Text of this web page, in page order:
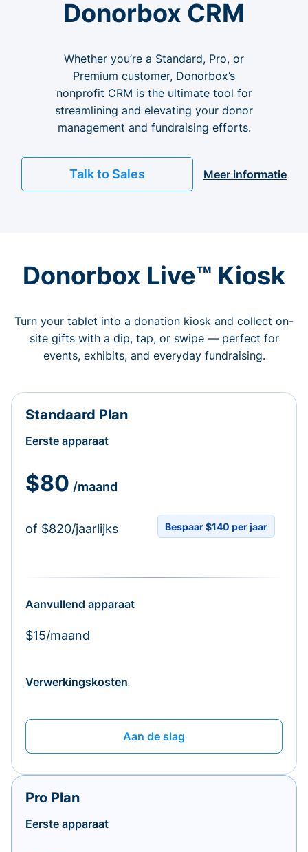
Donorbox CRM
Whether you’re a Standard, Pro, or
Premium customer, Donorbox’s
nonprofit CRM is the ultimate tool for
streamlining and elevating your donor
management and fundraising efforts.
Talk to Sales Meer informatie
Donorbox Live™ Kiosk
Turn your tablet into a donation kiosk and collect on-
site gifts with a dip, tap, or swipe — perfect for
events, exhibits, and everyday fundraising.
Standaard Plan
Eerste apparaat
$80 /maand
of $820/jaarlijks Bespaar $140 per jaar
Aanvullend apparaat
$15/maand
Verwerkingskosten
Aan de slag
Pro Plan
Eerste apparaat